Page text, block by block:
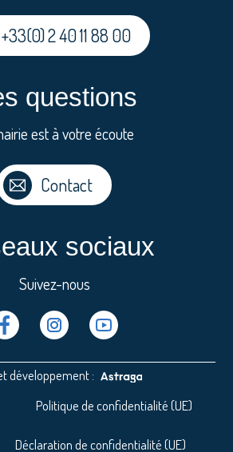
+33(0) 2 40 11 88 00
questions
est à votre écoute
Contact
sociaux
Suivez-nous
Facebook Instragram
développement :
Politique de confidentialité (UE)
Déclaration de confidentialité (UE)